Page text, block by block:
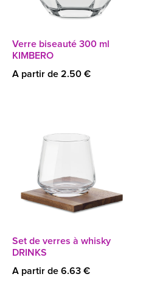
Verre biseauté 300 ml
KIMBERO
A partir de 2.50 €
Set de verres à whisky
DRINKS
A partir de 6.63 €